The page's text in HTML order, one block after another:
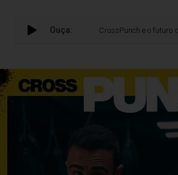
Ouça:CrossPunch e o futuro do Boxe